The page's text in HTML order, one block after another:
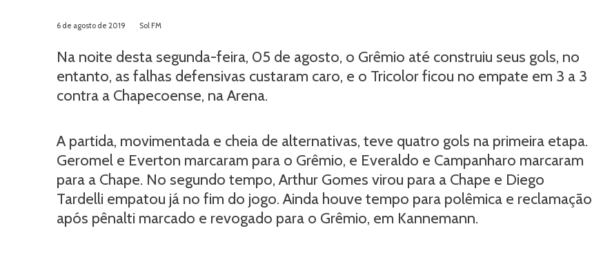
6 de agosto de 2019 Sol FM
Na noite desta segunda-feira, 05 de agosto, o Grêmio até construiu seus gols, no
entanto, as falhas defensivas custaram caro, e o Tricolor ficou no empate em 3 a 3
contra a Chapecoense, na Arena.
A partida, movimentada e cheia de alternativas, teve quatro gols na primeira etapa.
Geromel e Everton marcaram para o Grêmio, e Everaldo e Campanharo marcaram
para a Chape. No segundo tempo, Arthur Gomes virou para a Chape e Diego
Tardelli empatou já no fim do jogo. Ainda houve tempo para polêmica e reclamação
após pênalti marcado e revogado para o Grêmio, em Kannemann.